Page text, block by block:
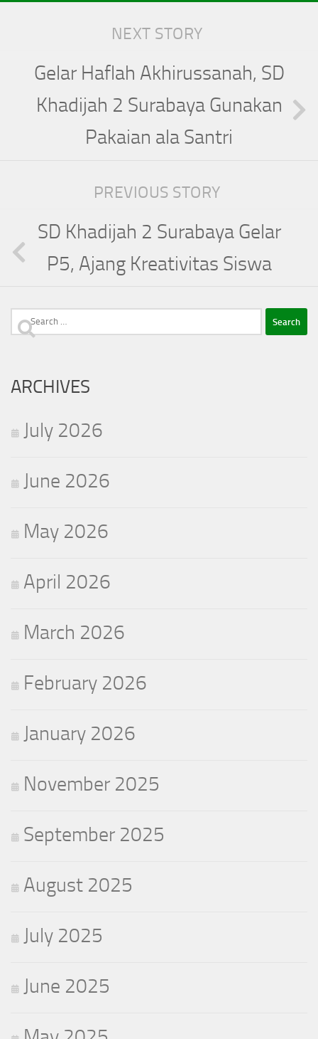
NEXT STORY
Gelar Haflah Akhirussanah, SD
Khadijah 2 Surabaya Gunakan
Pakaian ala Santri
PREVIOUS STORY
SD Khadijah 2 Surabaya Gelar
P5, Ajang Kreativitas Siswa
Search
ARCHIVES
July 2026
June 2026
May 2026
April 2026
March 2026
February 2026
January 2026
November 2025
September 2025
August 2025
July 2025
June 2025